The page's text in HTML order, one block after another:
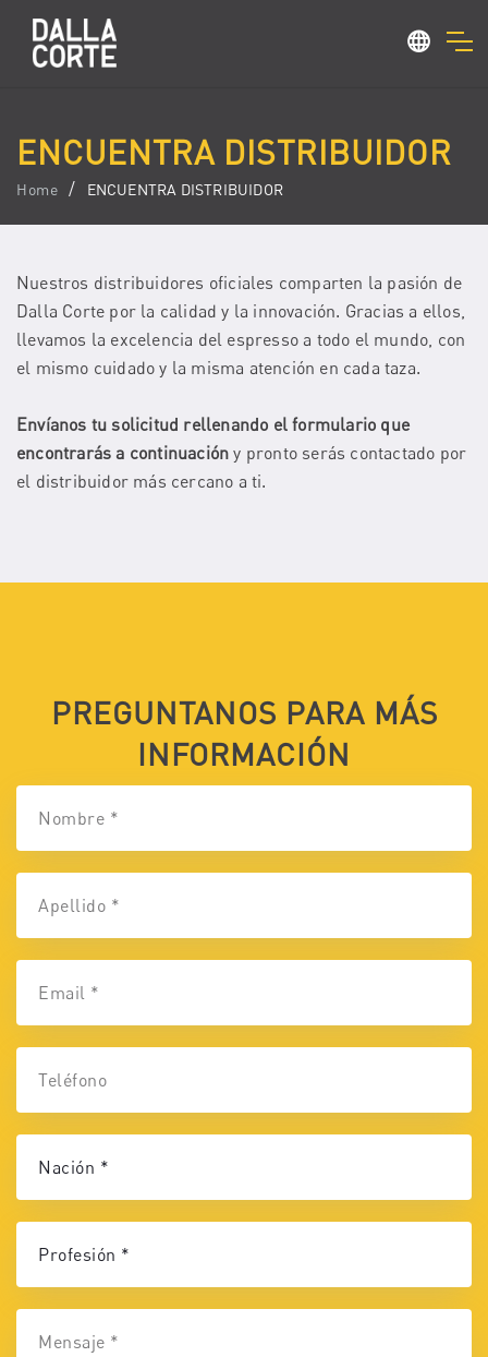
ENCUENTRA DISTRIBUIDOR
Home ENCUENTRA DISTRIBUIDOR
Nuestros distribuidores oficiales comparten la pasión de
Dalla Corte por la calidad y la innovación. Gracias a ellos,
llevamos la excelencia del espresso a todo el mundo, con
el mismo cuidado y la misma atención en cada taza.
Envíanos tu solicitud rellenando el formulario que
encontrarás a continuación y pronto serás contactado por
el distribuidor más cercano a ti.
PREGUNTANOS PARA MÁS
INFORMACIÓN